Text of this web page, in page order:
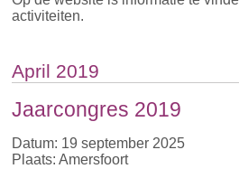
activiteiten.
April 2019
Jaarcongres 2019
Datum: 19 september 2025
Plaats: Amersfoort